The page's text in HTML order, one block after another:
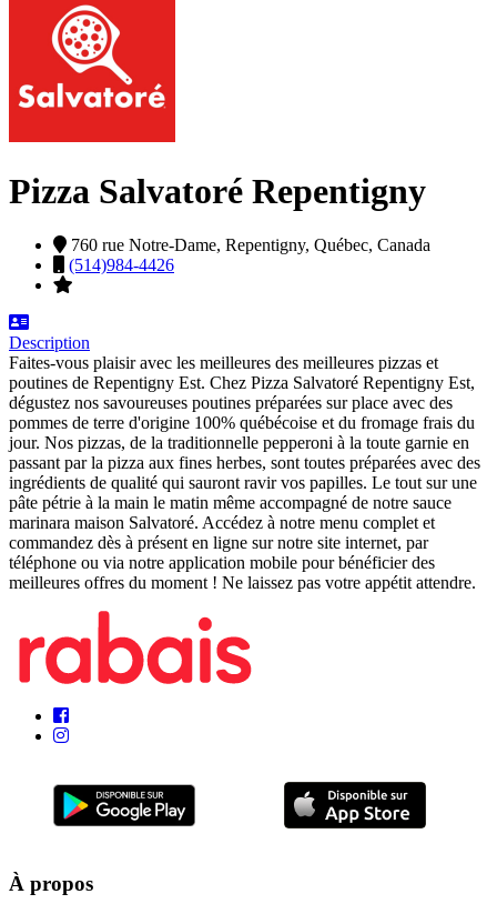
Pizza Salvatoré Repentigny
760 rue Notre-Dame, Repentigny, Québec, Canada
(514)984-4426
Description
Faites-vous plaisir avec les meilleures des meilleures pizzas et
poutines de Repentigny Est. Chez Pizza Salvatoré Repentigny Est,
dégustez nos savoureuses poutines préparées sur place avec des
pommes de terre d'origine 100% québécoise et du fromage frais du
jour. Nos pizzas, de la traditionnelle pepperoni à la toute garnie en
passant par la pizza aux fines herbes, sont toutes préparées avec des
ingrédients de qualité qui sauront ravir vos papilles. Le tout sur une
pâte pétrie à la main le matin même accompagné de notre sauce
marinara maison Salvatoré. Accédez à notre menu complet et
commandez dès à présent en ligne sur notre site internet, par
téléphone ou via notre application mobile pour bénéficier des
meilleures offres du moment ! Ne laissez pas votre appétit attendre.
À propos